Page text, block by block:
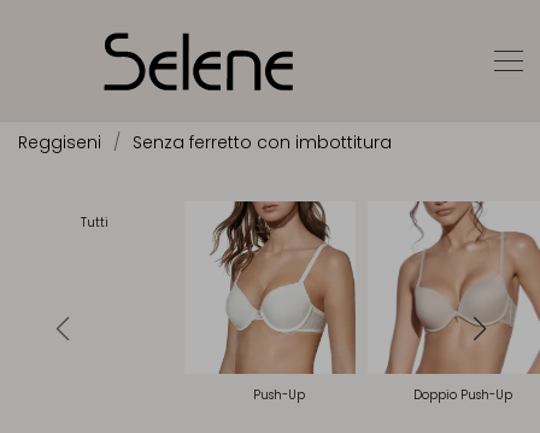
Reggiseni Senza ferretto con imbottitura
Tutti
Push-Up Doppio Push-Up